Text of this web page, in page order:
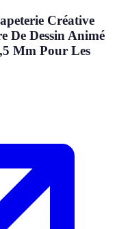
Créative
De Dessin Animé
Mm Pour Les